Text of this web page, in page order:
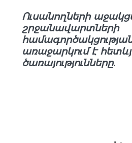
Ուսանողների
շրջանավարտների
առաջարկում է
ծառայությունները.